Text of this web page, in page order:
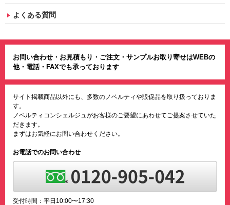
よくある質問
お問い合わせ・お見積もり・ご注文・サンプルお取り寄せはWEBの
他・電話・FAXでも承っております
サイト掲載商品以外にも、多数のノベルティや販促品を取り扱っておりま
す。
ノベルティコンシェルジュがお客様のご要望にあわせてご提案させていた
だきます。
まずはお気軽にお問い合わせください。
お電話でのお問い合わせ
受付時間：平日10:00〜17:30